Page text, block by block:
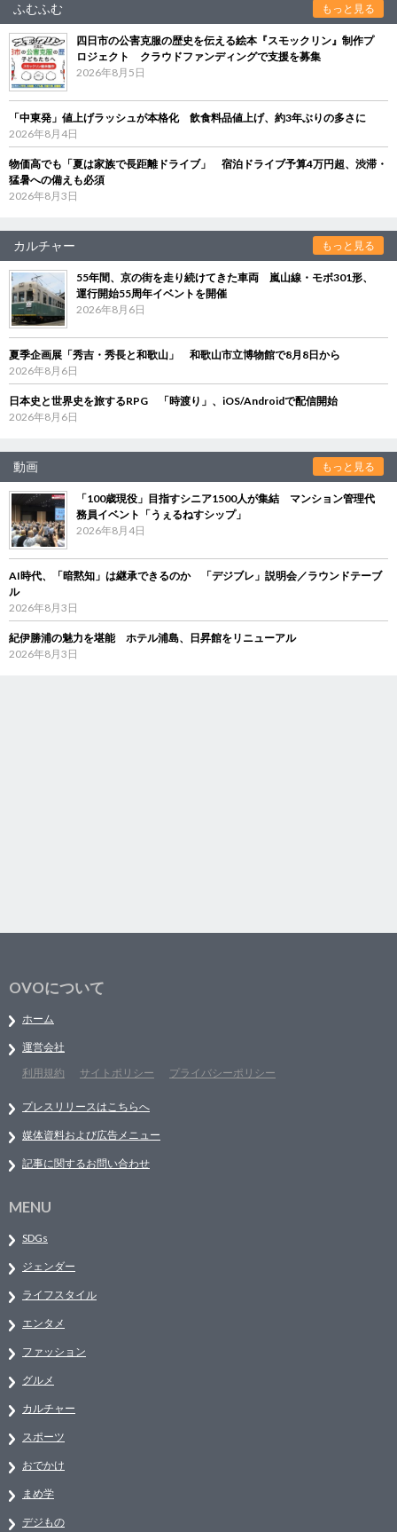
ふむふむ もっと見る
四日市の公害克服の歴史を伝える絵本『スモックリン』制作プ
ロジェクト クラウドファンディングで支援を募集
2026年8月5日
「中東発」値上げラッシュが本格化 飲食料品値上げ、約3年ぶりの多さに
2026年8月4日
物価高でも「夏は家族で長距離ドライブ」 宿泊ドライブ予算4万円超、渋滞・
猛暑への備えも必須
2026年8月3日
カルチャー もっと見る
55年間、京の街を走り続けてきた車両 嵐山線・モボ301形、
運行開始55周年イベントを開催
2026年8月6日
夏季企画展「秀吉・秀長と和歌山」 和歌山市立博物館で8月8日から
2026年8月6日
日本史と世界史を旅するRPG 「時渡り」、iOS/Androidで配信開始
2026年8月6日
動画 もっと見る
「100歳現役」目指すシニア1500人が集結 マンション管理代
務員イベント「うぇるねすシップ」
2026年8月4日
AI時代、「暗黙知」は継承できるのか 「デジブレ」説明会／ラウンドテーブ
ル
2026年8月3日
紀伊勝浦の魅力を堪能 ホテル浦島、日昇館をリニューアル
2026年8月3日
OVOについて
ホーム
運営会社
利用規約
サイトポリシー プライバシーポリシー
プレスリリースはこちらへ
媒体資料および広告メニュー
記事に関するお問い合わせ
MENU
SDGs
ジェンダー
ライフスタイル
エンタメ
ファッション
グルメ
カルチャー
スポーツ
おでかけ
まめ学
デジもの